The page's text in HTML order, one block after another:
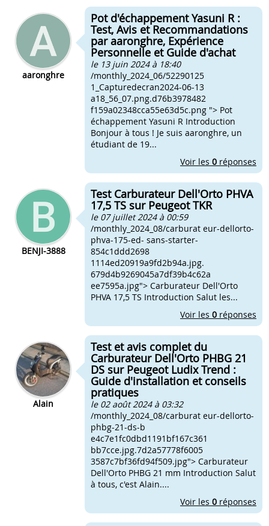
aaronghre
Pot d'échappement Yasuni R :
Test, Avis et Recommandations
par aaronghre, Expérience
Personnelle et Guide d'achat
le 13 juin 2024 à 18:40
/monthly_2024_06/52290125
1_Capturedecran2024-06-13
a18_56_07.png.d76b3978482
f159a02348cca55e63d5c.png "> Pot
échappement Yasuni R Introduction
Bonjour à tous ! Je suis aaronghre, un
étudiant de 19...
Voir les 0 réponses
BENJI-3888
Test Carburateur Dell'Orto PHVA
17,5 TS sur Peugeot TKR
le 07 juillet 2024 à 00:59
/monthly_2024_08/carburat eur-dellorto-
phva-175-ed- sans-starter-
854c1ddd2698
1114ed20919a9fd2b94a.jpg.
679d4b9269045a7df39b4c62a
ee7595a.jpg"> Carburateur Dell'Orto
PHVA 17,5 TS Introduction Salut les...
Voir les 0 réponses
Alain
Test et avis complet du
Carburateur Dell'Orto PHBG 21
DS sur Peugeot Ludix Trend :
Guide d'installation et conseils
pratiques
le 02 août 2024 à 03:32
/monthly_2024_08/carburat eur-dellorto-
phbg-21-ds-b
e4c7e1fc0dbd1191bf167c361
bb7cce.jpg.7d2a57778f6005
3587c7bf36fd94f509.jpg"> Carburateur
Dell'Orto PHBG 21 mm Introduction Salut
à tous, c'est Alain....
Voir les 0 réponses